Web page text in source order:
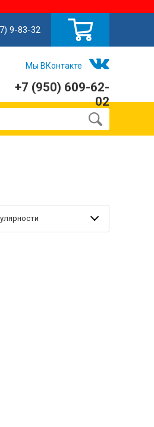
9-83-32
Мы ВКонтакте
+7 (950) 609-62-
02